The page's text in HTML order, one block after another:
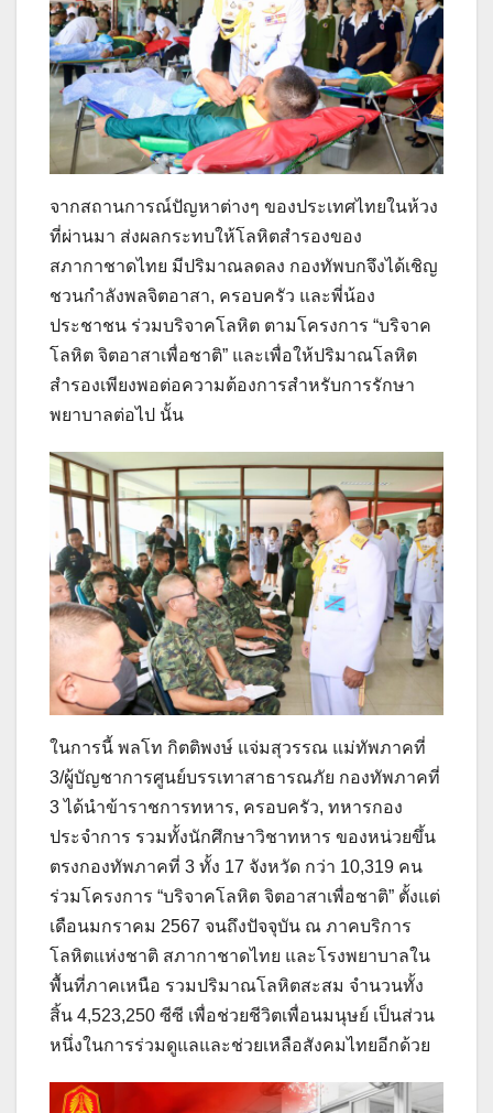
จากสถานการณ์ปัญหาต่างๆ ของประเทศไทยในห้วง
ที่ผ่านมา ส่งผลกระทบให้โลหิตสำรองของ
สภากาชาดไทย มีปริมาณลดลง กองทัพบกจึงได้เชิญ
ชวนกำลังพลจิตอาสา, ครอบครัว และพี่น้อง
ประชาชน ร่วมบริจาคโลหิต ตามโครงการ “บริจาค
โลหิต จิตอาสาเพื่อชาติ” และเพื่อให้ปริมาณโลหิต
สำรองเพียงพอต่อความต้องการสำหรับการรักษา
พยาบาลต่อไป นั้น
ในการนี้ พลโท กิตติพงษ์ แจ่มสุวรรณ แม่ทัพภาคที่
3/ผู้บัญชาการศูนย์บรรเทาสาธารณภัย กองทัพภาคที่
3 ได้นำข้าราชการทหาร, ครอบครัว, ทหารกอง
ประจำการ รวมทั้งนักศึกษาวิชาทหาร ของหน่วยขึ้น
ตรงกองทัพภาคที่ 3 ทั้ง 17 จังหวัด กว่า 10,319 คน
ร่วมโครงการ “บริจาคโลหิต จิตอาสาเพื่อชาติ” ตั้งแต่
เดือนมกราคม 2567 จนถึงปัจจุบัน ณ ภาคบริการ
โลหิตแห่งชาติ สภากาชาดไทย และโรงพยาบาลใน
พื้นที่ภาคเหนือ รวมปริมาณโลหิตสะสม จำนวนทั้ง
สิ้น 4,523,250 ซีซี เพื่อช่วยชีวิตเพื่อนมนุษย์ เป็นส่วน
หนึ่งในการร่วมดูแลและช่วยเหลือสังคมไทยอีกด้วย